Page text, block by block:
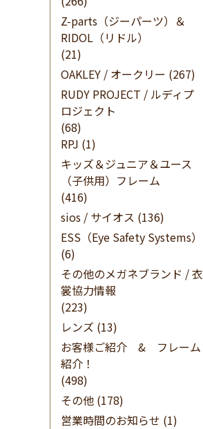
Z-parts（ジーパーツ）＆
RIDOL（リドル）
(21)
OAKLEY / オークリー (267)
RUDY PROJECT / ルディプ
ロジェクト
(68)
RPJ (1)
キッズ＆ジュニア＆ユース
（子供用）フレーム
(416)
sios / サイオス (136)
ESS（Eye Safety Systems）
(6)
その他のメガネブランド / 衣
裳協力情報
(223)
レンズ (13)
お客様ご紹介 & フレーム
紹介！
(498)
その他 (178)
営業時間のお知らせ (1)